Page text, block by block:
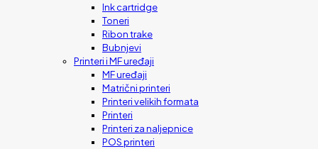
Ink cartridge
Toneri
Ribon trake
Bubnjevi
Printeri i MF uređaji
MF uređaji
Matrični printeri
Printeri velikih formata
Printeri
Printeri za naljepnice
POS printeri